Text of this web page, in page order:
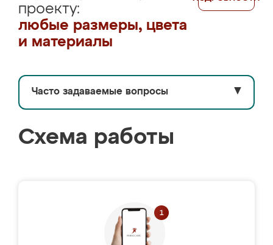
проекту:
любые размеры, цвета
и материалы
Часто задаваемые вопросы ▼
Схема работы